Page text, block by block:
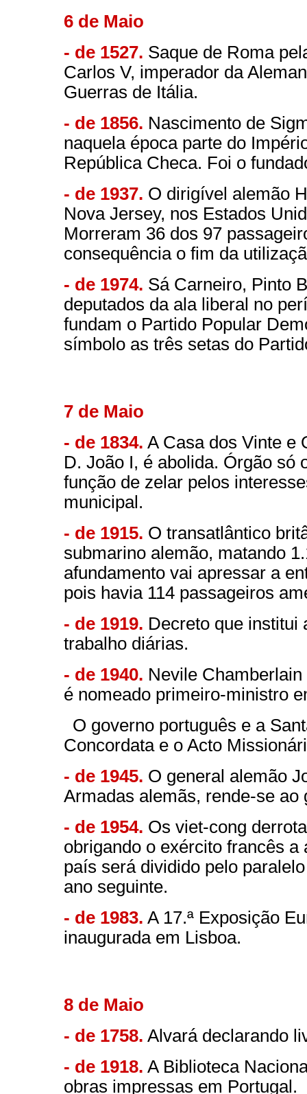
6 de Maio
- de 1527. Saque de Roma
Carlos V, imperador da
Guerras de Itália.
- de 1856. Nascimento de
naquela época parte do
República Checa. Foi o
- de 1937. O dirigível alemão
Nova Jersey, nos Estados
Morreram 36 dos 97
consequência o fim da
- de 1974. Sá Carneiro, Pinto
deputados da ala liberal no
fundam o Partido Popular
símbolo as três setas do
7 de Maio
- de 1834. A Casa dos Vinte e
D. João I, é abolida. Órgão só
função de zelar pelos
municipal.
- de 1915. O transatlântico
submarino alemão, matando
afundamento vai apressar a
pois havia 114 passageiros
- de 1919. Decreto que institui
trabalho diárias.
- de 1940. Nevile
é nomeado primeiro-ministro
O governo português e a
Concordata e o Acto
- de 1945. O general alemão
Armadas alemãs, rende-se
- de 1954. Os viet-cong
obrigando o exército francês
país será dividido pelo
ano seguinte.
- de 1983. A 17.ª Exposição
inaugurada em Lisboa.
8 de Maio
- de 1758. Alvará declarando
- de 1918. A Biblioteca
obras impressas em Portugal.